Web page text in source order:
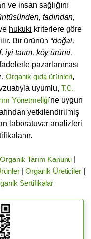
ve insan sağlığını
tadından,
hukuki kriterlere göre
Bir ürünün “doğal,
iyi tarım, köy ürünü,
pazarlanması
Organik gıda ürünleri,
uyumlu, T.C.
Yönetmeliği'ne uygun
yetkilendirilmiş
laboratuvar analizleri
Organik Tarım Kanunu|
| Organik Üreticiler|
Sertifikalar